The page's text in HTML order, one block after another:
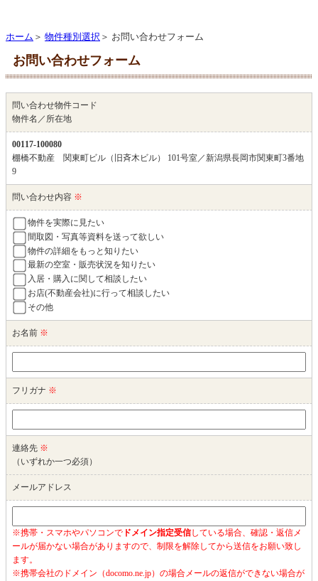
ホーム ＞ 物件種別選択 ＞ お問い合わせフォーム
お問い合わせフォーム
問い合わせ物件コード
物件名／所在地
00117-100080
棚橋不動産 関東町ビル（旧斉木ビル） 101号室／新潟県長岡市関東町3番地
9
問い合わせ内容 ※
物件を実際に見たい
間取図・写真等資料を送って欲しい
物件の詳細をもっと知りたい
最新の空室・販売状況を知りたい
入居・購入に関して相談したい
お店(不動産会社)に行って相談したい
その他
お名前 ※
フリガナ ※
連絡先 ※
（いずれか一つ必須）
メールアドレス
※携帯・スマホやパソコンで ドメイン指定受信している場合、確認・返信メ
ールが届かない場合がありますので、制限を解除してから送信をお願い致し
ます。
※携帯会社のドメイン（docomo.ne.jp）の場合メールの返信ができない場合が